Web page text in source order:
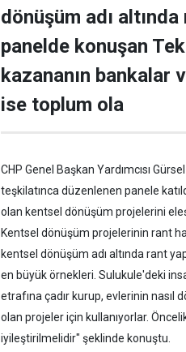
dönüşüm adı
panelde konuşan
kazananın bankalar
ise toplum ola
CHP Genel Başkan Yardımcısı
teşkilatınca düzenlenen panele
olan kentsel dönüşüm projelerini
Kentsel dönüşüm projelerinin rant
kentsel dönüşüm adı altında rant
en büyük örnekleri. Sulukule'deki
etrafına çadır kurup, evlerinin
olan projeler için kullanıyorlar.
iyileştirilmelidir" şeklinde konuştu.